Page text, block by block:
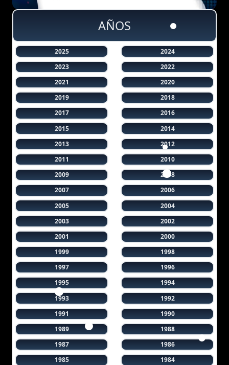
AÑOS
2025
2024
2023
2022
2021
2020
2019
2018
2017
2016
2015
2014
2013
2012
2011
2010
2009
2008
2007
2006
2005
2004
2003
2002
2001
2000
1999
1998
1997
1996
1995
1994
1993
1992
1991
1990
1989
1988
1987
1986
1985
1984